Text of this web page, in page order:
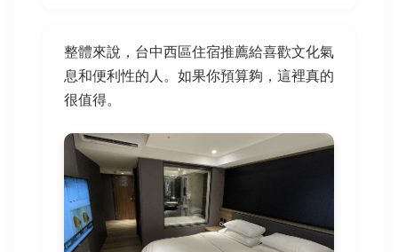
整體來說，台中西區住宿推薦給喜歡文化氣
息和便利性的人。如果你預算夠，這裡真的
很值得。